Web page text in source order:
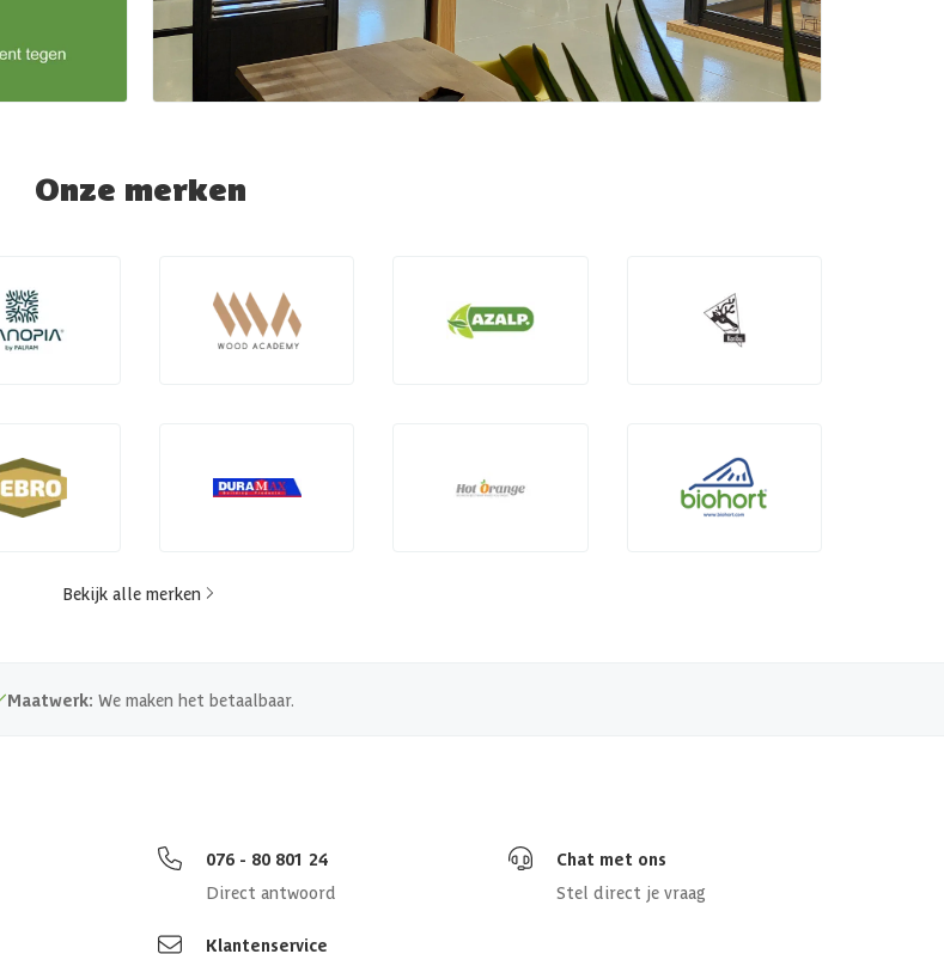
Onze merken
Bekijk alle merken
Maatwerk: We maken het betaalbaar.
076 - 80 801 24
Direct antwoord
Chat met ons
Stel direct je vraag
Klantenservice